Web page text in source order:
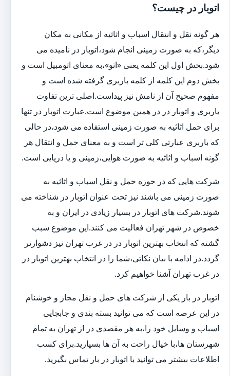
اتوبار در چیست؟
هر گونه نقل و انتقال اسباب و اثاثیه از مکانی به مکان
دیگر،که به صورت زمینی انجام شود،اتوبار در نامیده می
شود.بخش اول این کلمه یعنی «اتو»،به معنای اتومبیل است و
بخش دوم این کلمه از کلمه باربری گرفته شده است و
مفهوم صحیح آن از نامش نیز پیداست.اصلی ترین تفاوت
باربری و اتوبار در در همین موضوع است.عبارت اتوبار در تنها
برای حمل اثاثیه به صورت زمینی استفاده می شود،در حالی
که باربری عبارتی کلی تر است و به معنای حمل و انتقال هر
گونه اسباب و اثاثیه به صورت هوایی،زمینی و یا دریایی است.
شرکت هایی که در حوزه حمل و نقل اسباب و اثاثیه به
صورت زمینی می باشند نیز تحت عنوان اتوبار در شناخته می
شوند.شرکت های اتوبار در بسیار زیادی در ایران و به
خصوص در شهر تهران فعالیت می کنند.این موضوع سبب
گشته که انتخاب بهترین اتوبار در در غرب تهران نیز دشوارتر
گردد.در ادامه با بیان نکاتی،شما را در انتخاب بهترین اتوبار در
در غرب تهران آشنا خواهیم کرد.
اتوبار در بار یکی از شرکت های حمل و نقل مجاز و خوشنام
در این عرصه است که می توانید بسته بندی و جابجایی
اسباب و وسایل خود را،به هر مقصدی در از تهران به تمام
شهرستان ها،با خیال راحت به آن ها بسپارید.برای کسب
اطلاعات بیشتر می توانید با اتوبار در بار تماس بگیرید.